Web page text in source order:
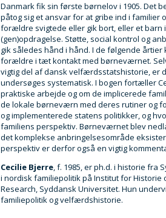
Danmark fik sin første børnelov i 1905. Det
påtog sig et ansvar for at gribe ind i familier
forældre svigtede eller gik bort, eller et
(gen)opdragelse. Støtte, social kontrol og
gik således hånd i hånd. I de følgende
forældre i tæt kontakt med børneværnet.
vigtig del af dansk velfærdsstatshistorie, er
undersøges systematisk. I bogen fortæller
praktiske arbejde og om de implicerede
de lokale børneværn med deres rutiner og
og implementerede statens politikker, og
familiens perspektiv. Børneværnet blev
det komplekse anbringelsesområde
perspektiv er derfor også en vigtig
Cecilie Bjerre, f. 1985, er ph.d. i historie fra
i nordisk familiepolitik på Institut for Historie
Research, Syddansk Universitet. Hun
familiepolitik og velfærdshistorie.